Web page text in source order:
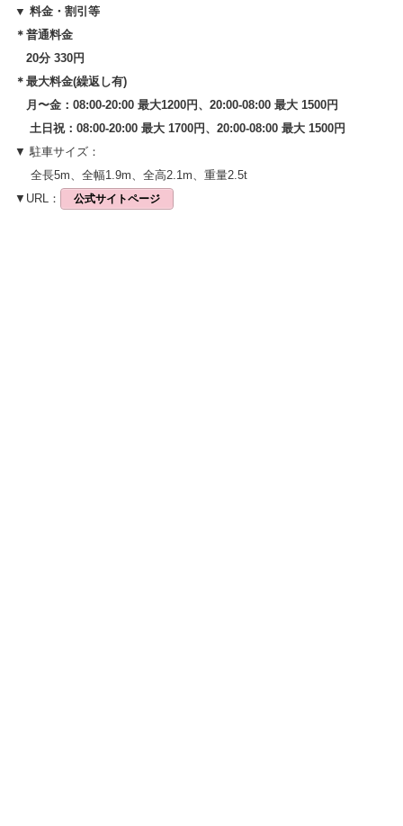
▼ 料金・割引等
＊普通料金
20分 330円
＊最大料金(繰返し有)
月〜金：08:00-20:00 最大1200円、20:00-08:00 最大 1500円
土日祝：08:00-20:00 最大 1700円、20:00-08:00 最大 1500円
▼ 駐車サイズ：
全長5m、全幅1.9m、全高2.1m、重量2.5t
▼URL：
公式サイトページ